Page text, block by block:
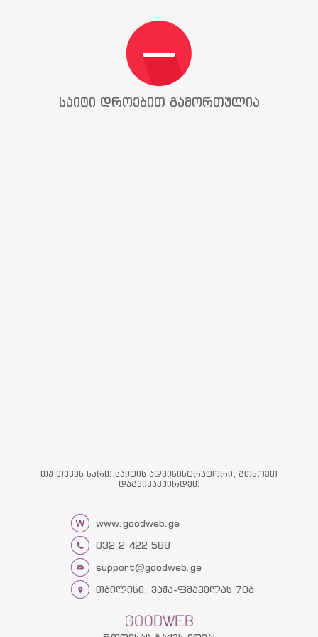
საიტი დროებით გამორთულია
თუ თქვენ ხართ საიტის ადმინისტრატორი, გთხოვთ
დაგვიკავშირდეთ
www.goodweb.ge
032 2 422 588
support@goodweb.ge
თბილისი, ვაჟა-ფშაველას 70ბ